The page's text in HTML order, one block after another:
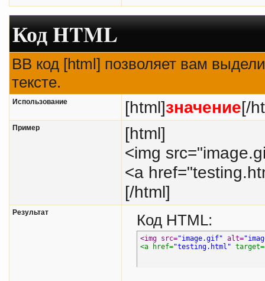
}
Код HTML
BB код [html] позволяет вам
тексте.
Использование [html]значение[/
Пример
[html]
<img
<a
[/html]
Результат Код HTML:
<img src="image.gif" alt=
<a href="testing.html" target=